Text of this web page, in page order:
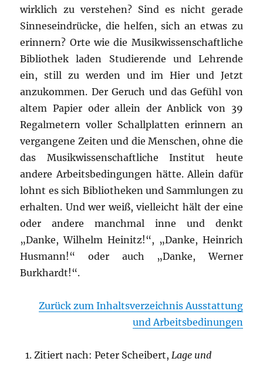
wirklich zu verstehen? Sind es nicht gerade
Sinneseindrücke, die helfen, sich an etwas zu
erinnern? Orte wie die Musikwissenschaftliche
Bibliothek laden Studierende und Lehrende
ein, still zu werden und im Hier und Jetzt
anzukommen. Der Geruch und das Gefühl von
altem Papier oder allein der Anblick von 39
Regalmetern voller Schallplatten erinnern an
vergangene Zeiten und die Menschen, ohne die
das Musikwissenschaftliche Institut heute
andere Arbeitsbedingungen hätte. Allein dafür
lohnt es sich Bibliotheken und Sammlungen zu
erhalten. Und wer weiß, vielleicht hält der eine
oder andere manchmal inne und denkt
„Danke, Wilhelm Heinitz!“, „Danke, Heinrich
Husmann!“ oder auch „Danke, Werner
Burkhardt!“.
Zurück zum Inhaltsverzeichnis Ausstattung
und Arbeitsbedinungen
Zitiert nach: Peter Scheibert,Lage und